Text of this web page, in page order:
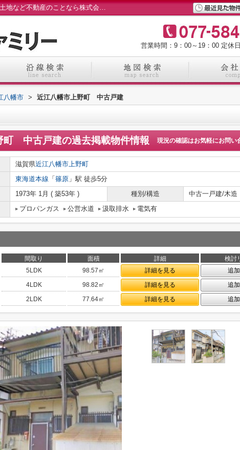
近江八幡市上野町 中古戸建の過去掲載物件｜野洲市の一戸建て・土地など不動産のことなら株式会社アーバンファミリーへ
営業時間：9：00～19：00 定休
八幡市 > 近江八幡市上野町 中古戸建
町 中古戸建の過去掲載物件情報 現況の確認はお気軽にお問い
滋賀県近江八幡市上野町
東海道本線 「 篠原 」駅 徒歩5分
1973年 1月 ( 築53年 ) 種別/構造
中古一戸建/木造
プロパンガス 公営水道 汲取排水 電気有
間取り 面積 詳細 検討
5LDK 98.57㎡ 詳細を見る 追
4LDK 98.82㎡ 詳細を見る 追
2LDK 77.64㎡ 詳細を見る 追